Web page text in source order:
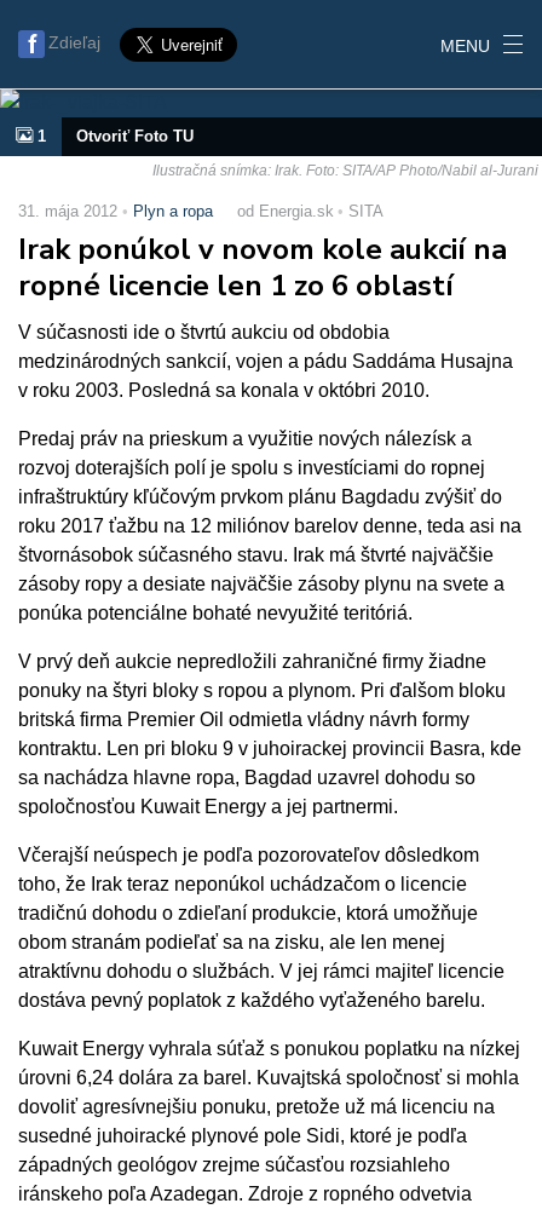
Zdieľaj MENU
1 Otvoriť Foto TU
Ilustračná snímka: Irak. Foto: SITA/AP Photo/Nabil al-Jurani
31. mája 2012 Plyn a ropa od Energia.sk SITA
Irak ponúkol v novom kole aukcií na
ropné licencie len 1 zo 6 oblastí
V súčasnosti ide o štvrtú aukciu od obdobia
medzinárodných sankcií, vojen a pádu Saddáma Husajna
v roku 2003. Posledná sa konala v októbri 2010.
Predaj práv na prieskum a využitie nových nálezísk a
rozvoj doterajších polí je spolu s investíciami do ropnej
infraštruktúry kľúčovým prvkom plánu Bagdadu zvýšiť do
roku 2017 ťažbu na 12 miliónov barelov denne, teda asi na
štvornásobok súčasného stavu. Irak má štvrté najväčšie
zásoby ropy a desiate najväčšie zásoby plynu na svete a
ponúka potenciálne bohaté nevyužité teritóriá.
V prvý deň aukcie nepredložili zahraničné firmy žiadne
ponuky na štyri bloky s ropou a plynom. Pri ďalšom bloku
britská firma Premier Oil odmietla vládny návrh formy
kontraktu. Len pri bloku 9 v juhoirackej provincii Basra, kde
sa nachádza hlavne ropa, Bagdad uzavrel dohodu so
spoločnosťou Kuwait Energy a jej partnermi.
Včerajší neúspech je podľa pozorovateľov dôsledkom
toho, že Irak teraz neponúkol uchádzačom o licencie
tradičnú dohodu o zdieľaní produkcie, ktorá umožňuje
obom stranám podieľať sa na zisku, ale len menej
atraktívnu dohodu o službách. V jej rámci majiteľ licencie
dostáva pevný poplatok z každého vyťaženého barelu.
Kuwait Energy vyhrala súťaž s ponukou poplatku na nízkej
úrovni 6,24 dolára za barel. Kuvajtská spoločnosť si mohla
dovoliť agresívnejšiu ponuku, pretože už má licenciu na
susedné juhoiracké plynové pole Sidi, ktoré je podľa
západných geológov zrejme súčasťou rozsiahleho
iránskeho poľa Azadegan. Zdroje z ropného odvetvia